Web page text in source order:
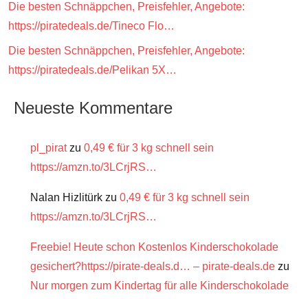
Die besten Schnäppchen, Preisfehler, Angebote:
https://piratedeals.de/Tineco Flo…
Die besten Schnäppchen, Preisfehler, Angebote:
https://piratedeals.de/Pelikan 5X…
Neueste Kommentare
pl_piratzu 0,49 € für 3 kg schnell sein
https://amzn.to/3LCrjRS…
Nalan Hizlitürk zu 0,49 € für 3 kg schnell sein
https://amzn.to/3LCrjRS…
Freebie! Heute schon Kostenlos Kinderschokolade
gesichert?https://pirate-deals.d… – pirate-deals.de zu
Nur morgen zum Kindertag für alle Kinderschokolade